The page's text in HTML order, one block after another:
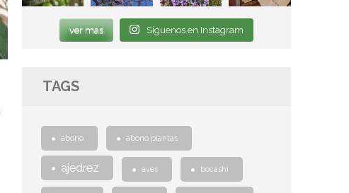
ver mas Síguenos en Instagram
TAGS
abono abono plantas
ajedrez aves bocashi